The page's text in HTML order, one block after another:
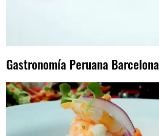
Gastronomía Peruana Barcelona